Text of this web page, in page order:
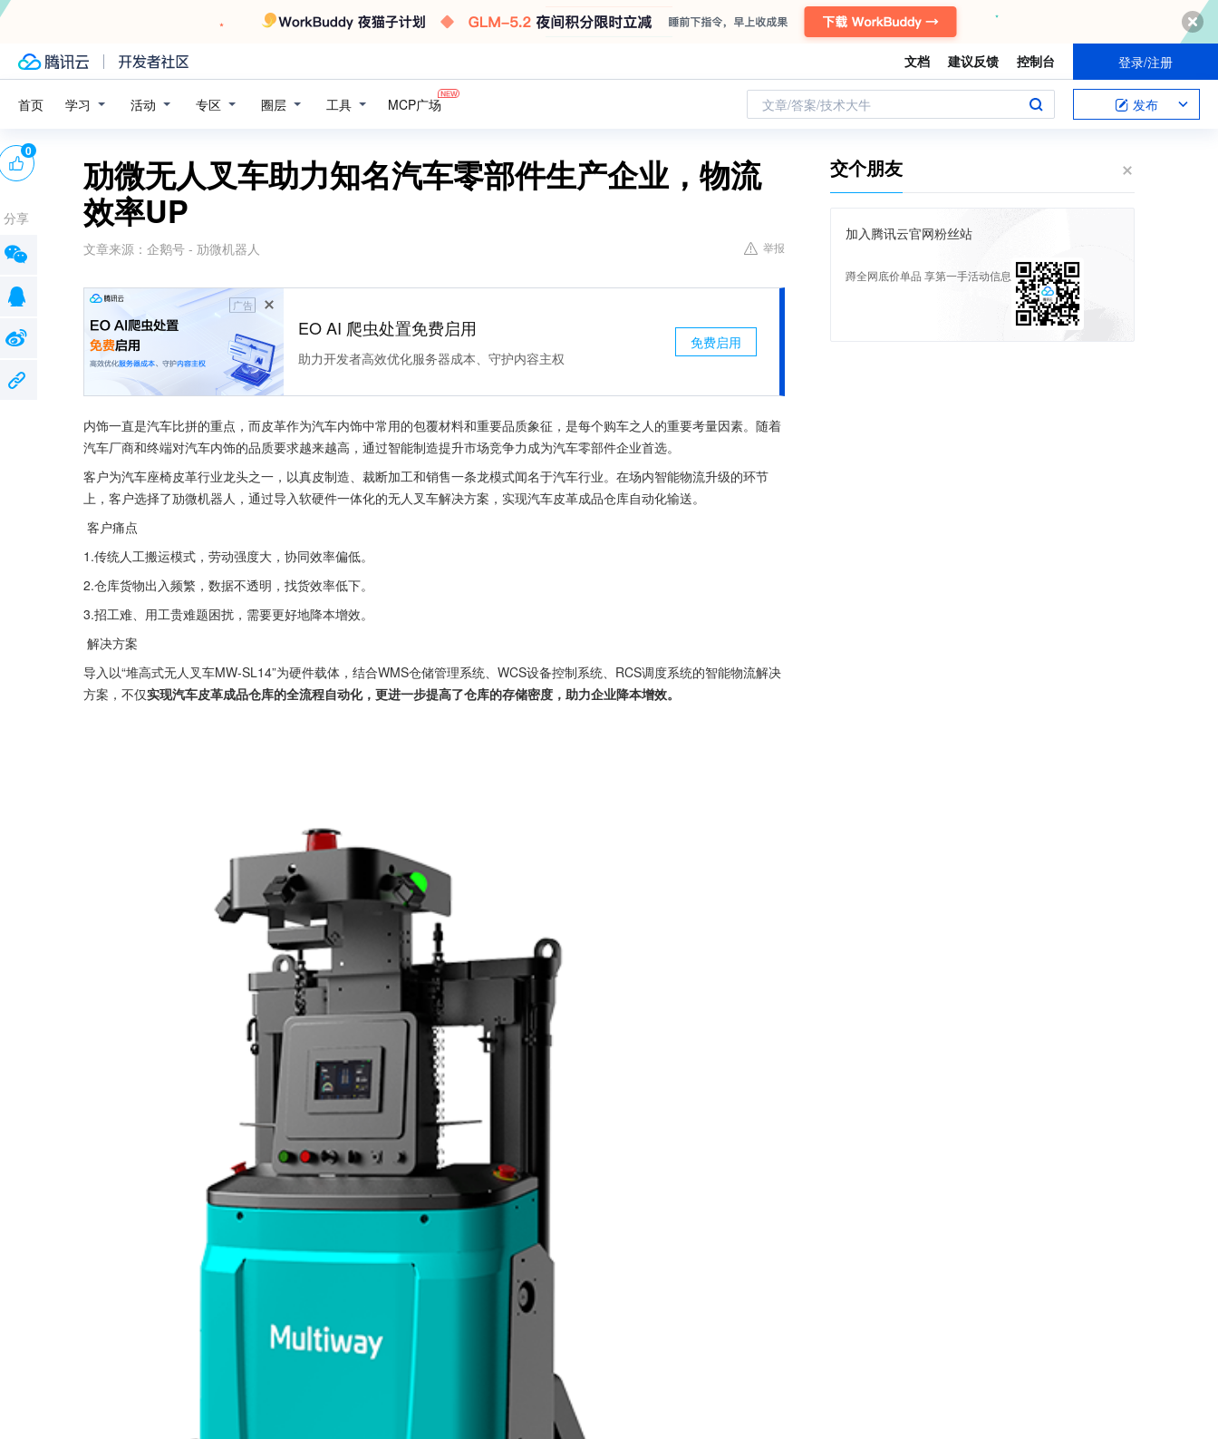
文档 建议反馈 控制台 登录/注册
首页 学习 活动 专区 圈层 工具 MCP广场 文章/答案/技术大牛 发布
劢微无人叉车助力知名汽车零部件生产企业，物流
效率UP
文章来源： 企鹅号 - 劢微机器人 举报
广告
EO AI 爬虫处置免费启用
助力开发者高效优化服务器成本、守护内容主权
免费启用
内饰一直是汽车比拼的重点，而皮革作为汽车内饰中常用的包覆材料和重要品质象征，是每个购车之人的重要考量因素。随着
汽车厂商和终端对汽车内饰的品质要求越来越高，通过智能制造提升市场竞争力成为汽车零部件企业首选。
客户为汽车座椅皮革行业龙头之一，以真皮制造、裁断加工和销售一条龙模式闻名于汽车行业。在场内智能物流升级的环节
上，客户选择了劢微机器人，通过导入软硬件一体化的无人叉车解决方案，实现汽车皮革成品仓库自动化输送。
客户痛点
1.传统人工搬运模式，劳动强度大，协同效率偏低。
2.仓库货物出入频繁，数据不透明，找货效率低下。
3.招工难、用工贵难题困扰，需要更好地降本增效。
解决方案
导入以“堆高式无人叉车MW-SL14”为硬件载体，结合WMS仓储管理系统、WCS设备控制系统、RCS调度系统的智能物流解决
方案，不仅实现汽车皮革成品仓库的全流程自动化，更进一步提高了仓库的存储密度，助力企业降本增效。
0
分享
交个朋友
加入腾讯云官网粉丝站
蹲全网底价单品 享第一手活动信息